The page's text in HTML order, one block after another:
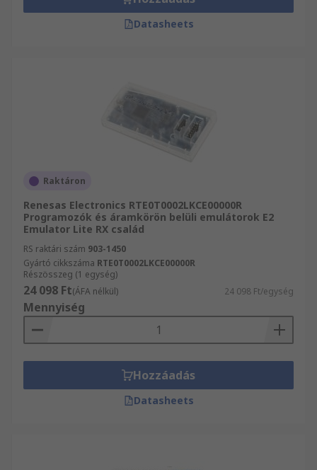
Datasheets
Raktáron
Renesas Electronics RTE0T0002LKCE00000R
Programozók és áramkörön belüli emulátorok E2
Emulator Lite RX család
RS raktári szám 903-1450
Gyártó cikkszáma RTE0T0002LKCE00000R
Részösszeg (1 egység)
24 098 Ft(ÁFA nélkül) 24 098 Ft/egység
Mennyiség
Hozzáadás
Datasheets